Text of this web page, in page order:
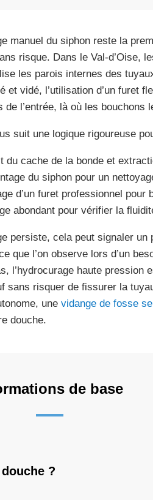
manuel du siphon reste la
risque. Dans le Val-d’Oise,
les parois internes des
et vidé, l’utilisation d’un furet
de l’entrée, là où les bouchons
suit une logique rigoureuse
du cache de la bonde et
du siphon pour un
d’un furet professionnel
abondant pour vérifier la
persiste, cela peut signaler
que l’on observe lors d’un
l’hydrocurage haute pression
sans risquer de fissurer la
une vidange de fosse
douche.
de base
?